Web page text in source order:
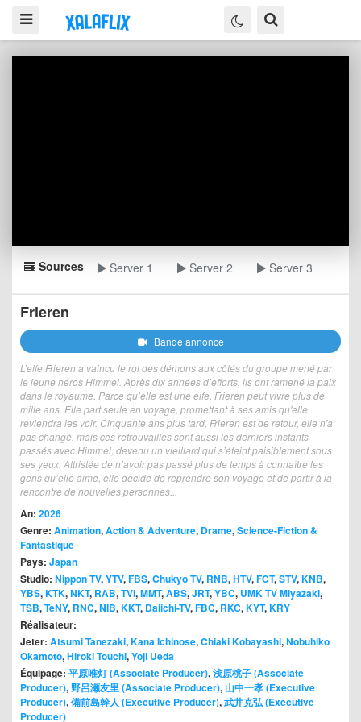
Sources Server 1 Server 2 Server 3
Frieren
Bande annonce
L’elfe Frieren a vaincu le roi des démons aux côtés du groupe mené par
le jeune héros Himmel. Après dix années d’efforts, ils ont ramené la paix
dans le royaume. Parce qu’elle est une elfe, Frieren peut vivre plus de
mille ans. Elle part seule en voyage, promettant à ses amis qu'elle
reviendra les voir. Cinquante ans plus tard, Frieren est de retour, elle n'a
pas changé, mais ces retrouvailles sont aussi les derniers instants
passés avec Himmel, devenu un vieillard qui s’éteint paisiblement sous
ses yeux. Attristée de n’avoir pas passé plus de temps à connaître les
gens qu’elle aime, elle décide de reprendre son voyage et de partir à la
rencontre de nouvelles personnes...
An: 2026
Genre: Animation,Action & Adventure, Drame,Science-Fiction &
Fantastique
Pays: Japan
Studio: Nippon TV,YTV,FBS,Chukyo TV, RNB,HTV,FCT,STV,KNB,
YBS,KTK,NKT, RAB,TVI,MMT,ABS,JRT,YBC, UMK TV Miyazaki,
TSB,TeNY, RNC,NIB,KKT, Daiichi-TV,FBC, RKC,KYT,KRY
Réalisateur:
Jeter: Atsumi Tanezaki,Kana Ichinose,Chiaki Kobayashi,Nobuhiko
Okamoto,Hiroki Touchi,Yoji Ueda
Équipage: 平原唯灯 (Associate Producer),浅原桃子 (Associate
Producer),野呂瀬友里 (Associate Producer), 山中一孝 (Executive
Producer),備前島幹人 (Executive Producer),武井克弘 (Executive
Producer)